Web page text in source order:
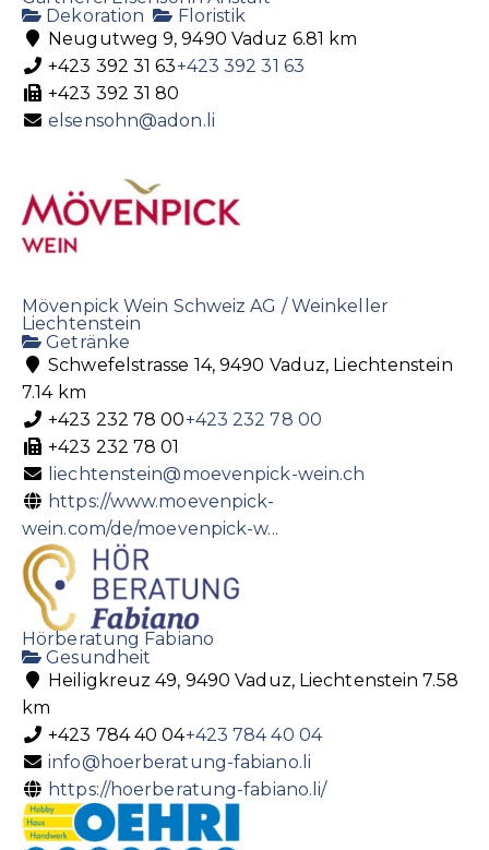
Dekoration
Floristik
Neugutweg 9, 9490 Vaduz 6.81 km
+423 392 31 63+423 392 31 63
+423 392 31 80
elsensohn@adon.li
Mövenpick Wein Schweiz AG / Weinkeller
Liechtenstein
Getränke
Schwefelstrasse 14, 9490 Vaduz, Liechtenstein
7.14 km
+423 232 78 00+423 232 78 00
+423 232 78 01
liechtenstein@moevenpick-wein.ch
https://www.moevenpick-
wein.com/de/moevenpick-w...
Hörberatung Fabiano
Gesundheit
Heiligkreuz 49, 9490 Vaduz, Liechtenstein 7.58
km
+423 784 40 04+423 784 40 04
info@hoerberatung-fabiano.li
https://hoerberatung-fabiano.li/